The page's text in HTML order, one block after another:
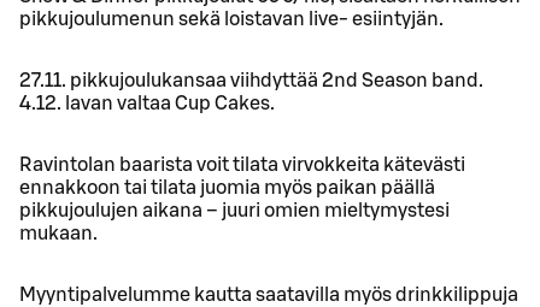
pikkujoulumenun sekä loistavan live- esiintyjän.
27.11. pikkujoulukansaa viihdyttää 2nd Season band.
4.12. lavan valtaa Cup Cakes.
Ravintolan baarista voit tilata virvokkeita kätevästi
ennakkoon tai tilata juomia myös paikan päällä
pikkujoulujen aikana – juuri omien mieltymystesi
mukaan.
Myyntipalvelumme kautta saatavilla myös drinkkilippuja